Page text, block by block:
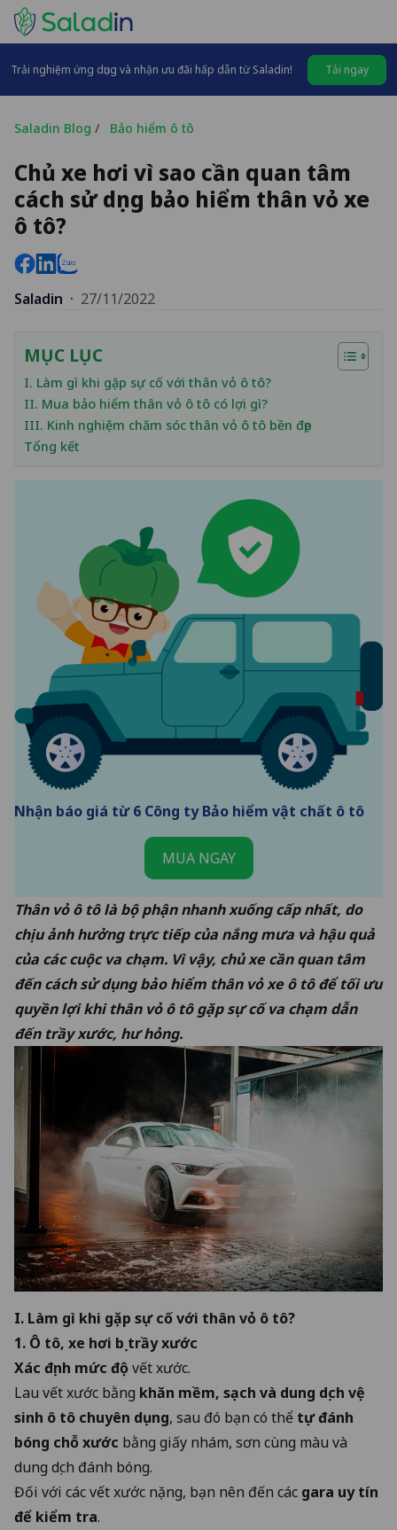
Trải nghiệm ứng dụng và nhận ưu đãi hấp dẫn từ Saladin! Tải ngay
Saladin Blog / Bảo hiểm ô tô
Chủ xe hơi vì sao cần quan tâm
cách sử dụng bảo hiểm thân vỏ xe
ô tô?
Saladin · 27/11/2022
MỤC LỤC
I. Làm gì khi gặp sự cố với thân vỏ ô tô?
II. Mua bảo hiểm thân vỏ ô tô có lợi gì?
III. Kinh nghiệm chăm sóc thân vỏ ô tô bền đẹp
Tổng kết
Nhận báo giá từ 6 Công ty Bảo hiểm vật chất ô tô
MUA NGAY
Thân vỏ ô tô là bộ phận nhanh xuống cấp nhất, do
chịu ảnh hưởng trực tiếp của nắng mưa và hậu quả
của các cuộc va chạm. Vì vậy, chủ xe cần quan tâm
đếncách sử dụng bảo hiểm thân vỏ xe ô tôđể tối ưu
quyền lợi khi thân vỏ ô tô gặp sự cố va chạm dẫn
đến trầy xước, hư hỏng.
I. Làm gì khi gặp sự cố với thân vỏ ô tô?
1. Ô tô, xe hơi bị trầy xước
Xác định mức độvết xước.
Lau vết xước bằng khăn mềm, sạch và dung dịch vệ
sinh ô tô chuyên dụng, sau đó bạn có thể tự đánh
bóng chỗ xước bằng giấy nhám, sơn cùng màu và
dung dịch đánh bóng.
Đối với các vết xước nặng, bạn nên đến các gara uy tín
để kiểm tra.